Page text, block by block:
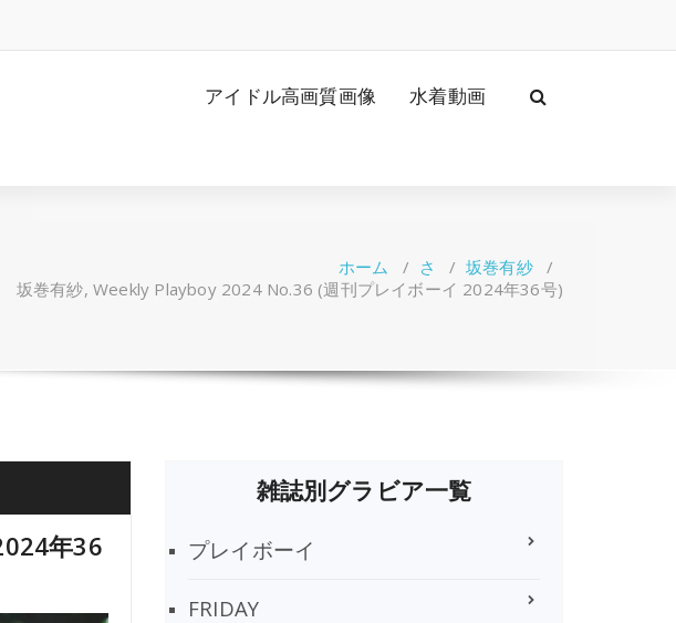
アイドル高画質画像 水着動画
ホーム / さ / 坂巻有紗/
坂巻有紗, Weekly Playboy 2024 No.36 (週刊プレイボーイ 2024年36号)
年36
雑誌別グラビア一覧
プレイボーイ
FRIDAY